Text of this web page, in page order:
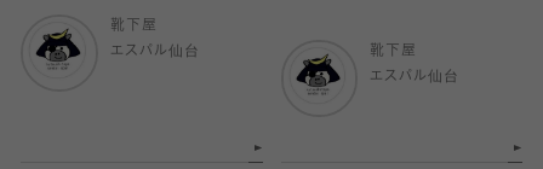
靴下屋
エスパル仙台
靴下屋
エスパル仙台